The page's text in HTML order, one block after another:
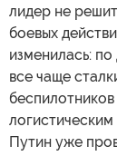
лидер не
боевых
изменилась:
все чаще
Путин уже